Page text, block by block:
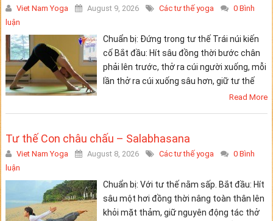
Viet Nam Yoga August 9, 2026 Các tư thế yoga
0 Bình
luận
Chuẩn bị: Đứng trong tư thế Trái núi kiến
cố Bắt đầu: Hít sâu đồng thời bước chân
phải lên trước, thở ra cúi người xuống, mỗi
lần thở ra cúi xuống sâu hơn, giữ tư thế
Read More
Tư thế Con châu chấu – Salabhasana
Viet Nam Yoga August 8, 2026 Các tư thế yoga
0 Bình
luận
Chuẩn bị: Với tư thế nằm sấp. Bắt đầu: Hít
sâu một hơi đồng thời nâng toàn thân lên
khỏi mặt thảm, giữ nguyên động tác thở